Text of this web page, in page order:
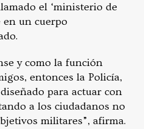
el ‘ministerio de
en un cuerpo
y como la función
entonces la Policía,
para actuar con
a los ciudadanos no
militares”, afirma.